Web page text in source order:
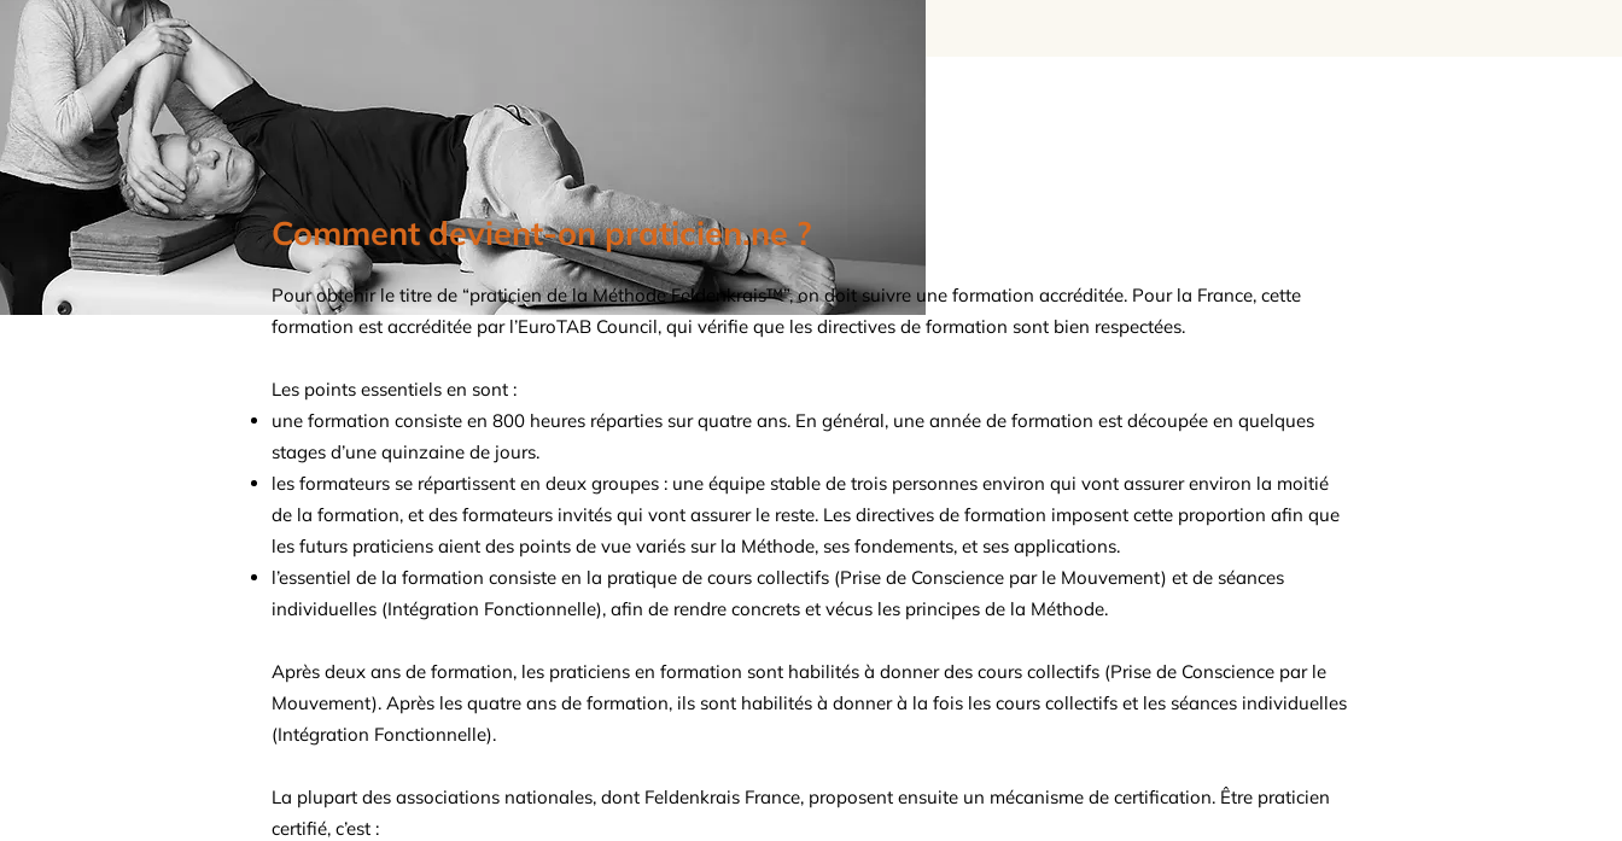
Comment devient-on praticien.ne ?
Pour obtenir le titre de “praticien de la Méthode Feldenkrais™”, on doit suivre une formation accréditée. Pour la France, cette
formation est accréditée par l’EuroTAB Council, qui vérifie que les directives de formation sont bien respectées.
Les points essentiels en sont :
une formation consiste en 800 heures réparties sur quatre ans. En général, une année de formation est découpée en quelques
stages d’une quinzaine de jours.
les formateurs se répartissent en deux groupes : une équipe stable de trois personnes environ qui vont assurer environ la moitié
de la formation, et des formateurs invités qui vont assurer le reste. Les directives de formation imposent cette proportion afin que
les futurs praticiens aient des points de vue variés sur la Méthode, ses fondements, et ses applications.
l’essentiel de la formation consiste en la pratique de cours collectifs (Prise de Conscience par le Mouvement) et de séances
individuelles (Intégration Fonctionnelle), afin de rendre concrets et vécus les principes de la Méthode.
Après deux ans de formation, les praticiens en formation sont habilités à donner des cours collectifs (Prise de Conscience par le
Mouvement). Après les quatre ans de formation, ils sont habilités à donner à la fois les cours collectifs et les séances individuelles
(Intégration Fonctionnelle).
La plupart des associations nationales, dont Feldenkrais France, proposent ensuite un mécanisme de certification. Être praticien
certifié, c’est :